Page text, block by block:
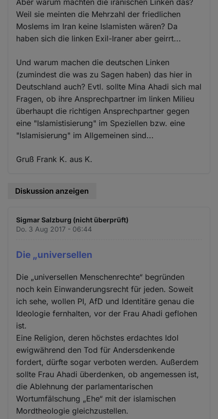
Aber warum machten die iranischen Linken das?
Weil sie meinten die Mehrzahl der friedlichen
Moslems im Iran keine Islamisten wären? Da
haben sich die linken Exil-Iraner aber geirrt...
Und warum machen die deutschen Linken
(zumindest die was zu Sagen haben) das hier in
Deutschland auch? Evtl. sollte Mina Ahadi sich mal
Fragen, ob ihre Ansprechpartner im linken Milieu
überhaupt die richtigen Ansprechpartner gegen
eine "Islamistisierung" im Speziellen bzw. eine
"Islamisierung" im Allgemeinen sind...
Gruß Frank K. aus K.
Diskussion anzeigen
Sigmar Salzburg (nicht überprüft)
Do. 3 Aug 2017 - 06:44
Die „universellen
Die „universellen Menschenrechte“ begründen
noch kein Einwanderungsrecht für jeden. Soweit
ich sehe, wollen PI, AfD und Identitäre genau die
Ideologie fernhalten, vor der Frau Ahadi geflohen
ist.
Eine Religion, deren höchstes erdachtes Idol
ewigwährend den Tod für Andersdenkende
fordert, dürfte sogar verboten werden. Außerdem
sollte Frau Ahadi überdenken, ob angemessen ist,
die Ablehnung der parlamentarischen
Wortumfälschung „Ehe“ mit der islamischen
Mordtheologie gleichzustellen.